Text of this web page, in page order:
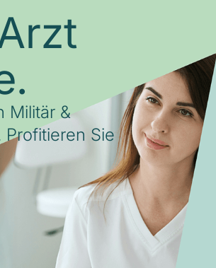
Militär &
Sie